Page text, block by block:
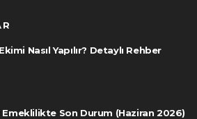
Nasıl Yapılır? Detaylı Rehber
Son Durum (Haziran 2026)